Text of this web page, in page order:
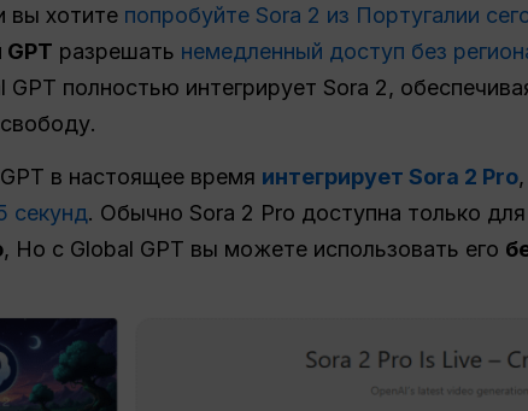
вы хотите попробуйте Sora 2 из Португалии
разрешать немедленный доступ без
GPT полностью интегрирует Sora 2,
в настоящее время интегрирует Sora 2 Pro
секунд. Обычно Sora 2 Pro доступна только
, Но с Global GPT вы можете использовать его